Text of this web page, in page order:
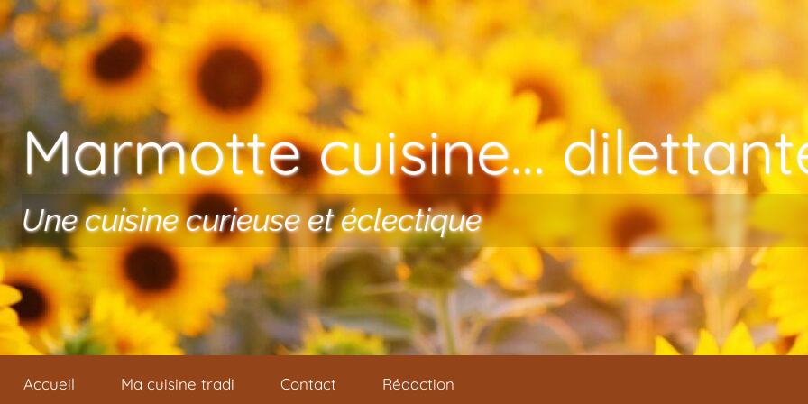
Aller au contenu
Marmotte cuisine…
Une cuisine curieuse et éclectique
Accueil Ma cuisine tradi Contact Rédaction